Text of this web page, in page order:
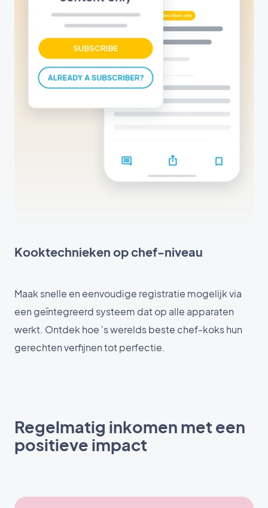
Kooktechnieken op chef-niveau
Maak snelle en eenvoudige registratie mogelijk via
een geïntegreerd systeem dat op alle apparaten
werkt. Ontdek hoe 's werelds beste chef-koks hun
gerechten verfijnen tot perfectie.
Regelmatig inkomen met een
positieve impact